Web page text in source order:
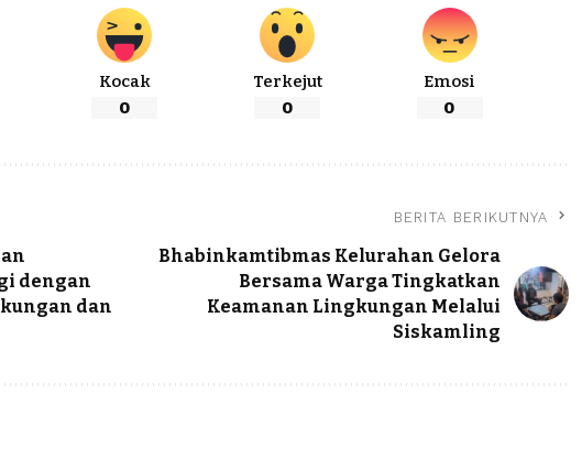
Kocak
0
Terkejut
0
Emosi
0
dengan
dan
BERITA BERIKUTNYA
Bhabinkamtibmas Kelurahan Gelora
Bersama Warga Tingkatkan
Keamanan Lingkungan Melalui
Siskamling